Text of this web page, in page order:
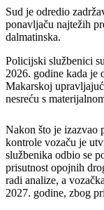
Sud je odredio
ponavljaču najtežih
dalmatinska.
Policijski službenici
2026. godine kada je
Makarskoj
nesreću s
Nakon što je izazvao
kontrole vozaču je
službenika odbio se
prisutnost opojnih
radi analize, a
2027. godine, zbog